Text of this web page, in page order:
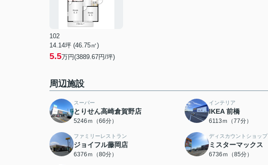
102
14.14坪 (46.75㎡)
5.5万円(3889.67円/坪)
周辺施設
スーパー
とりせん高崎倉賀野店
5246ｍ（66分）
インテリア
IKEA 前橋
6113ｍ（77分）
ファミリーレストラン
ジョイフル藤岡店
6376ｍ（80分）
ディスカウントショップ
ミスターマックス
6736ｍ（85分）